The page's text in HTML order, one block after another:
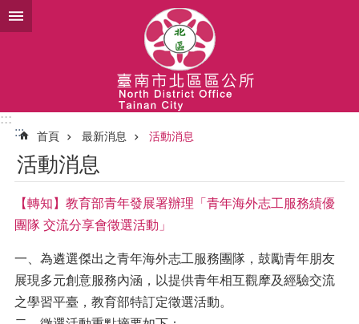
跳到主要內容區塊
:::
:::
首頁 最新消息 活動消息
活動消息
【轉知】教育部青年發展署辦理「青年海外志工服務績優
團隊 交流分享會徵選活動」
一、為遴選傑出之青年海外志工服務團隊，鼓勵青年朋友
展現多元創意服務內涵，以提供青年相互觀摩及經驗交流
之學習平臺，教育部特訂定徵選活動。